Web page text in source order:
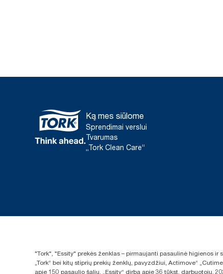
Ką mes siūlome
Sprendimai verslui
Tvarumas
„Tork Clean Care“
"Tork", "Essity" prekės ženklas – pirmaujanti pasaulinė higienos
„Tork“ bei kitų stiprių prekių ženklų, pavyzdžiui, Actimove“
apie 150 pasaulio šalių. „Essity“ dirba apie 36 tūkst. darbuotojų.